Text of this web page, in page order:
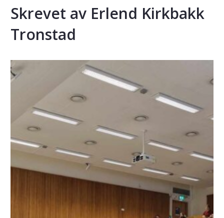
Skrevet av Erlend Kirkbakk
Tronstad